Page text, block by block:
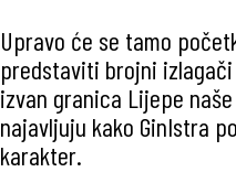
Upravo će se tamo
predstaviti brojni
izvan granica Lijepe
najavljuju kako GinIstra
karakter.